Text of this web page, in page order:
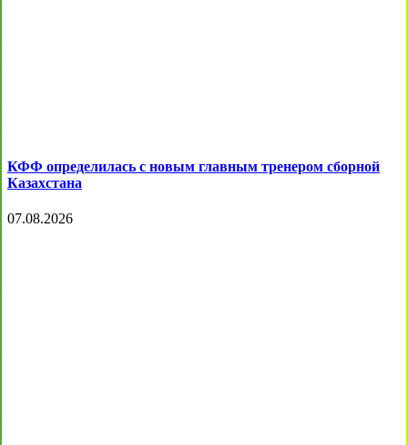
КФФ определилась с новым главным тренером сборной
Казахстана
07.08.2026